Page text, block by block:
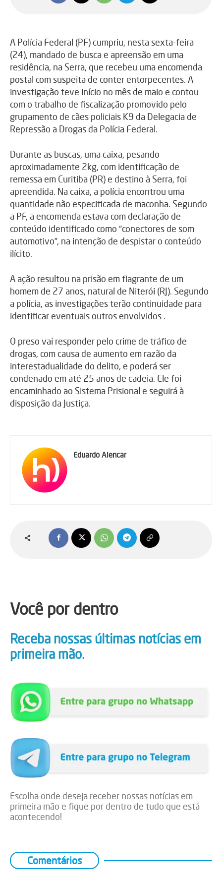
A Polícia Federal (PF) cumpriu, nesta sexta-feira
(24), mandado de busca e apreensão em uma
residência, na Serra, que recebeu uma encomenda
postal com suspeita de conter entorpecentes. A
investigação teve início no mês de maio e contou
com o trabalho de fiscalização promovido pelo
grupamento de cães policiais K9 da Delegacia de
Repressão a Drogas da Polícia Federal.
Durante as buscas, uma caixa, pesando
aproximadamente 2kg, com identificação de
remessa em Curitiba (PR) e destino à Serra, foi
apreendida. Na caixa, a polícia encontrou uma
quantidade não especificada de maconha. Segundo
a PF, a encomenda estava com declaração de
conteúdo identificado como “conectores de som
automotivo”, na intenção de despistar o conteúdo
ilícito.
A ação resultou na prisão em flagrante de um
homem de 27 anos, natural de Niterói (RJ). Segundo
a polícia, as investigações terão continuidade para
identificar eventuais outros envolvidos .
O preso vai responder pelo crime de tráfico de
drogas, com causa de aumento em razão da
interestadualidade do delito, e poderá ser
condenado em até 25 anos de cadeia. Ele foi
encaminhado ao Sistema Prisional e seguirá à
disposição da Justiça.
Eduardo Alencar
Você por dentro
Receba nossas últimas notícias em
primeira mão.
Escolha onde deseja receber nossas notícias em
primeira mão e fique por dentro de tudo que está
acontecendo!
Comentários